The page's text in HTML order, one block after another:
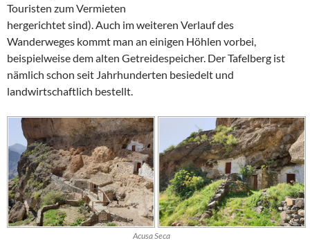
Touristen zum Vermieten
hergerichtet sind). Auch im weiteren Verlauf des
Wanderweges kommt man an einigen Höhlen vorbei,
beispielweise dem alten Getreidespeicher. Der Tafelberg ist
nämlich schon seit Jahrhunderten besiedelt und
landwirtschaftlich bestellt.
Acusa Seca